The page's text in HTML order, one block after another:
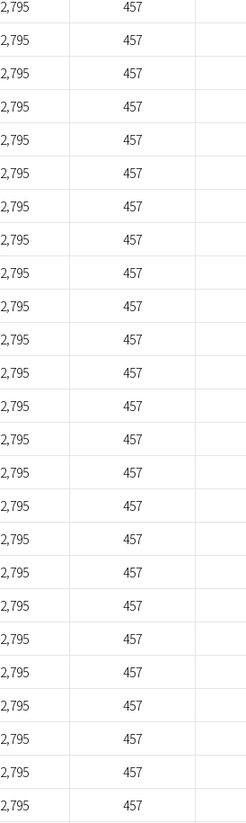
2,795 457
2,795 457
2,795 457
2,795 457
2,795 457
2,795 457
2,795 457
2,795 457
2,795 457
2,795 457
2,795 457
2,795 457
2,795 457
2,795 457
2,795 457
2,795 457
2,795 457
2,795 457
2,795 457
2,795 457
2,795 457
2,795 457
2,795 457
2,795 457
2,795 457